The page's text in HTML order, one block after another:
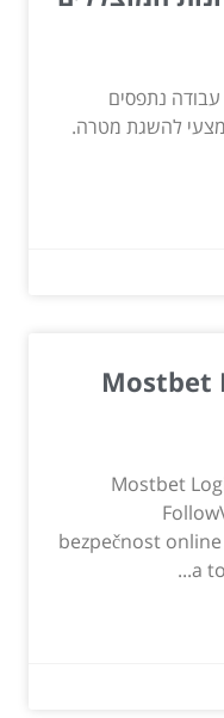
עבודה נתפסים
להשגת מטרה.
Mostbet
Mostbet
bezpečnost
a